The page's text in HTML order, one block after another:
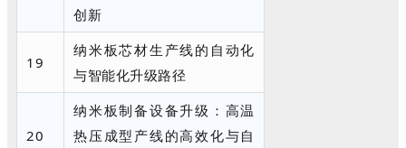
创新
19
纳米板芯材生产线的自动化
与智能化升级路径
20
纳米板制备设备升级：高温
热压成型产线的高效化与自